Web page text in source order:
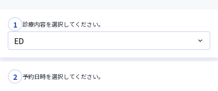
1 診療内容を選択してください。
2 予約日時を選択してください。
12:45
13:00
13:15
13:30